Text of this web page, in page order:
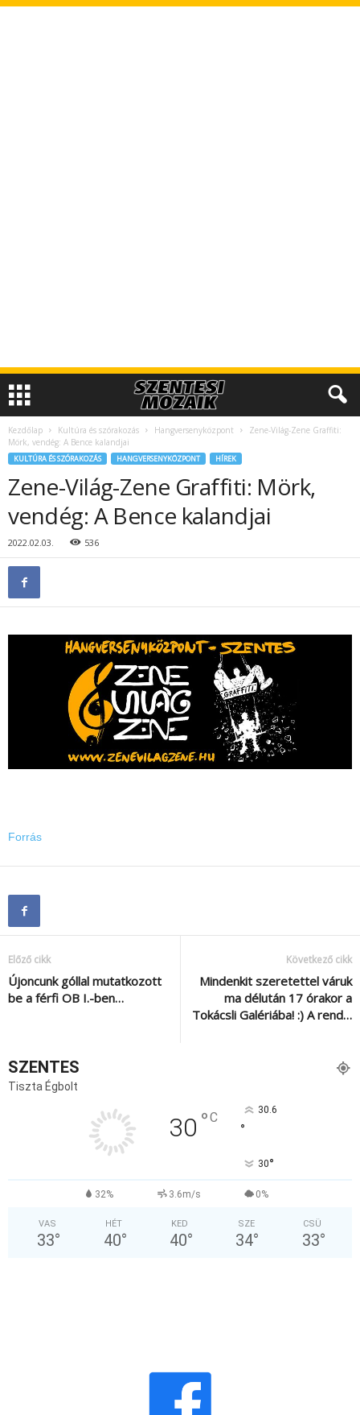
Kezdőlap Kultúra és szórakozás Hangversenyközpont
Zene-Világ-Zene Graffiti:
Mörk, vendég: A Bence kalandjai
KULTÚRA ÉS SZÓRAKOZÁS HANGVERSENYKÖZPONT HÍREK
Zene-Világ-Zene Graffiti: Mörk,
vendég: A Bence kalandjai
2022.02.03. 536
Forrás
Előző cikk
Újoncunk góllal mutatkozott
be a férfi OB I.-ben…
Következő cikk
Mindenkit szeretettel váruk
ma délután 17 órakor a
Tokácsli Galériába! :) A rend…
SZENTES
Tiszta Égbolt
30 °C 30.6
°
30°
32% 3.6m/s 0%
VAS
33°
HÉT
40°
KED
40°
SZE
34°
CSÜ
33°